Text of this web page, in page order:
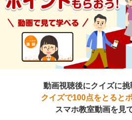
動画視聴後にクイズに挑
クイズで100点をとると
スマホ教室動画を見